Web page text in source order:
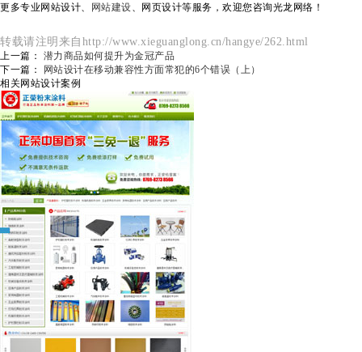
更多专业网站设计、
网站建设、网页设计等服务，欢迎您咨询光龙网络！
转载请注明来自http://www.xieguanglong.cn/hangye/262.html
上一篇： 潜力商品如何提升为金冠产品
下一篇：
网站设计在移动兼容性方面常犯的6个错误（上）
相关网站设计案例